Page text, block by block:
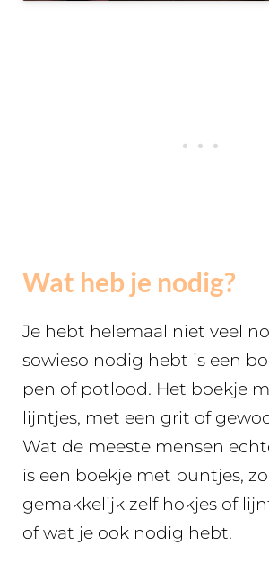
Wat heb je nodig?
Je hebt helemaal niet veel
sowieso nodig hebt is een
pen of potlood. Het boekje
lijntjes, met een grit of
Wat de meeste mensen
is een boekje met puntjes,
gemakkelijk zelf hokjes of
of wat je ook nodig hebt.